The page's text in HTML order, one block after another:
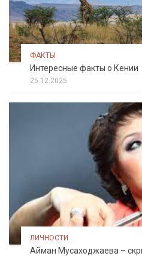
ФАКТЫ
Интересные факты о Кении
25.12.2025
ЛИЧНОСТИ
Айман Мусаходжаева –